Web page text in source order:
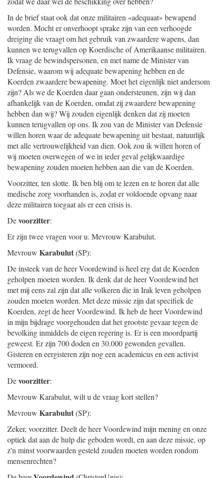
In de brief staat ook dat onze militairen «adequaat» bewapend
worden. Mocht er onverhoopt sprake zijn van een verhoogde
dreiging die vraagt om het gebruik van zwaardere wapens, dan
kunnen we terugvallen op Koerdische of Amerikaanse militairen.
Ik vraag de bewindspersonen, en met name de Minister van
Defensie, waarom wij adequate bewapening hebben en de
Koerden zwaardere bewapening. Moet het eigenlijk niet andersom
zijn? Als we de Koerden daar gaan ondersteunen, zijn wij dan
afhankelijk van de Koerden, omdat zij zwaardere bewapening
hebben dan wij? Wij zouden eigenlijk denken dat zij moeten
kunnen terugvallen op ons. Ik zou van de Minister van Defensie
willen horen waar de adequate bewapening uit bestaat, natuurlijk
met alle vertrouwelijkheid van dien. Ook zou ik willen horen of
wij moeten overwegen of we in ieder geval gelijkwaardige
bewapening zouden moeten hebben aan die van de Koerden.
Voorzitter, ten slotte. Ik ben blij om te lezen en te horen dat alle
medische zorg voorhanden is, zodat er voldoende opvang naar
deze militairen toegaat als er een crisis is.
Devoorzitter:
Er zijn twee vragen voor u. Mevrouw Karabulut.
Mevrouw Karabulut(SP):
De insteek van de heer Voordewind is heel erg dat de Koerden
geholpen moeten worden. Ik denk dat de heer Voordewind het
met mij eens zal zijn dat alle volkeren die in Irak leven geholpen
zouden moeten worden. Met deze missie zijn dat specifiek de
Koerden, zegt de heer Voordewind. Ik heb de heer Voordewind
in mijn bijdrage voorgehouden dat het grootste gevaar tegen de
bevolking inmiddels de eigen regering is. Er is een moordpartij
geweest. Er zijn 700 doden en 30.000 gewonden gevallen.
Gisteren en eergisteren zijn nog een academicus en een activist
vermoord.
Devoorzitter:
Mevrouw Karabulut, wilt u de vraag kort stellen?
Mevrouw Karabulut(SP):
Zeker, voorzitter. Deelt de heer Voordewind mijn mening en onze
optiek dat aan de hulp die geboden wordt, en aan deze missie, op
z'n minst voorwaarden gesteld zouden moeten worden rondom
mensenrechten?